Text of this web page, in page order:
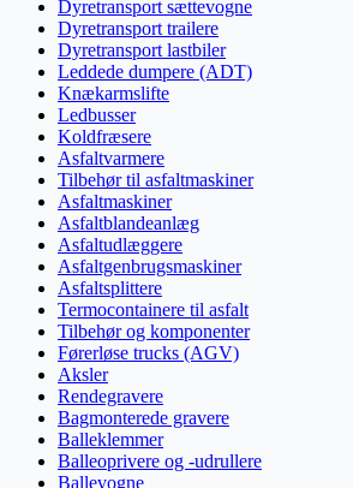
Dyretransport sættevogne
Dyretransport trailere
Dyretransport lastbiler
Leddede dumpere (ADT)
Knækarmslifte
Ledbusser
Koldfræsere
Asfaltvarmere
Tilbehør til asfaltmaskiner
Asfaltmaskiner
Asfaltblandeanlæg
Asfaltudlæggere
Asfaltgenbrugsmaskiner
Asfaltsplittere
Termocontainere til asfalt
Tilbehør og komponenter
Førerløse trucks (AGV)
Aksler
Rendegravere
Bagmonterede gravere
Balleklemmer
Balleoprivere og -udrullere
Ballevogne